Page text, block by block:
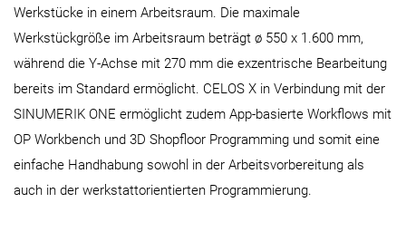
Werkstücke in einem Arbeitsraum. Die maximale
Werkstückgröße im Arbeitsraum beträgt ø 550 x 1.600 mm,
während die Y-Achse mit 270 mm die exzentrische Bearbeitung
bereits im Standard ermöglicht. CELOS X in Verbindung mit der
SINUMERIK ONE ermöglicht zudem App-basierte Workflows mit
OP Workbench und 3D Shopfloor Programming und somit eine
einfache Handhabung sowohl in der Arbeitsvorbereitung als
auch in der werkstattorientierten Programmierung.